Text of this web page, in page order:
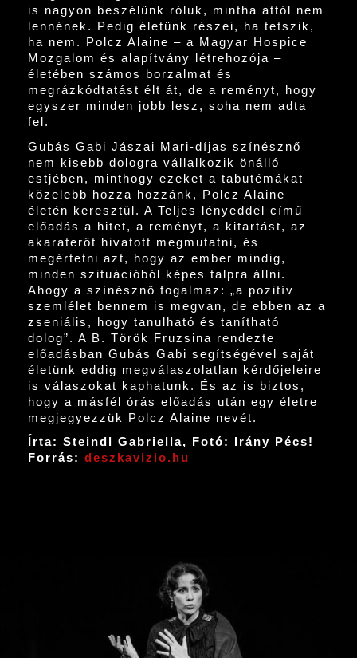
is nagyon beszélünk róluk, mintha attól nem
lennének. Pedig életünk részei, ha tetszik,
ha nem. Polcz Alaine – a Magyar Hospice
Mozgalom és alapítvány létrehozója –
életében számos borzalmat és
megrázkódtatást élt át, de a reményt, hogy
egyszer minden jobb lesz, soha nem adta
fel.
Gubás Gabi Jászai Mari-díjas színésznő
nem kisebb dologra vállalkozik önálló
estjében, minthogy ezeket a tabutémákat
közelebb hozza hozzánk, Polcz Alaine
életén keresztül. A Teljes lényeddel című
előadás a hitet, a reményt, a kitartást, az
akaraterőt hivatott megmutatni, és
megértetni azt, hogy az ember mindig,
minden szituációból képes talpra állni.
Ahogy a színésznő fogalmaz: „a pozitív
szemlélet bennem is megvan, de ebben az a
zseniális, hogy tanulható és tanítható
dolog”. A B. Török Fruzsina rendezte
előadásban Gubás Gabi segítségével saját
életünk eddig megválaszolatlan kérdőjeleire
is válaszokat kaphatunk. És az is biztos,
hogy a másfél órás előadás után egy életre
megjegyezzük Polcz Alaine nevét.
Írta: Steindl Gabriella, Fotó: Irány Pécs!
Forrás: deszkavizio.hu